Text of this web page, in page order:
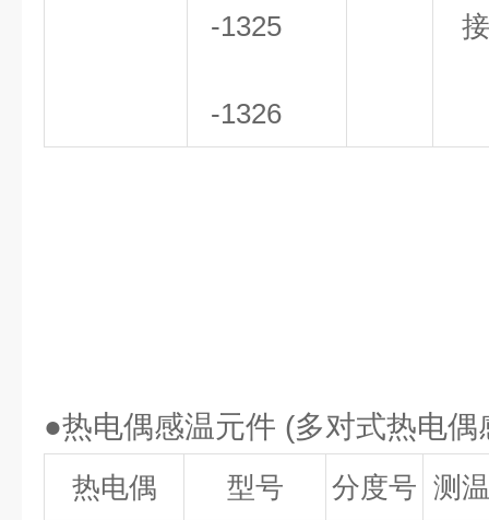
-1325
-1326
●热电偶感温元件 (多对式热电偶
热电偶 型号 分度号 测